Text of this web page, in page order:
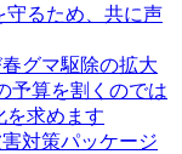
守るため、共に声
グマ駆除の拡大
予算を割くのでは
を求めます
対策パッケージ